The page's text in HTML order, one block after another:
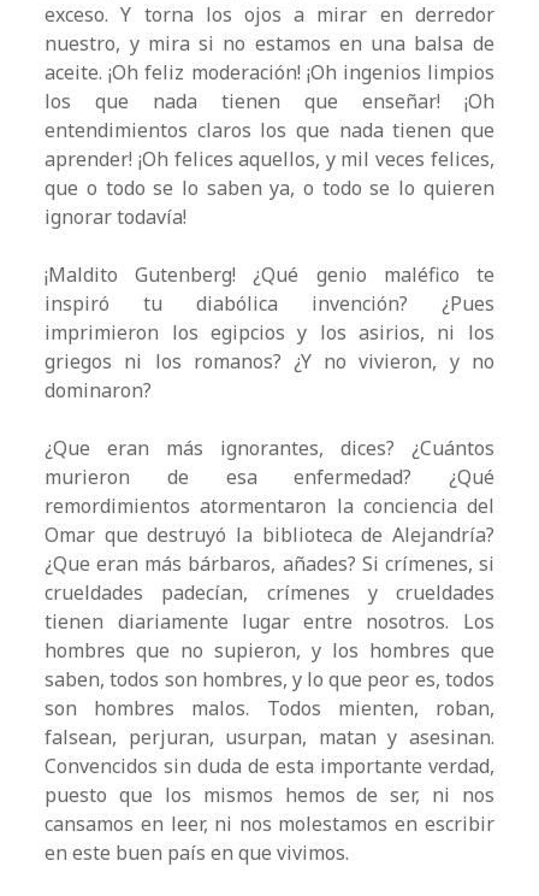
exceso. Y torna los ojos a mirar en derredor
nuestro, y mira si no estamos en una balsa de
aceite. ¡Oh feliz moderación! ¡Oh ingenios limpios
los que nada tienen que enseñar! ¡Oh
entendimientos claros los que nada tienen que
aprender! ¡Oh felices aquellos, y mil veces felices,
que o todo se lo saben ya, o todo se lo quieren
ignorar todavía!
¡Maldito Gutenberg! ¿Qué genio maléfico te
inspiró tu diabólica invención? ¿Pues
imprimieron los egipcios y los asirios, ni los
griegos ni los romanos? ¿Y no vivieron, y no
dominaron?
¿Que eran más ignorantes, dices? ¿Cuántos
murieron de esa enfermedad? ¿Qué
remordimientos atormentaron la conciencia del
Omar que destruyó la biblioteca de Alejandría?
¿Que eran más bárbaros, añades? Si crímenes, si
crueldades padecían, crímenes y crueldades
tienen diariamente lugar entre nosotros. Los
hombres que no supieron, y los hombres que
saben, todos son hombres, y lo que peor es, todos
son hombres malos. Todos mienten, roban,
falsean, perjuran, usurpan, matan y asesinan.
Convencidos sin duda de esta importante verdad,
puesto que los mismos hemos de ser, ni nos
cansamos en leer, ni nos molestamos en escribir
en este buen país en que vivimos.